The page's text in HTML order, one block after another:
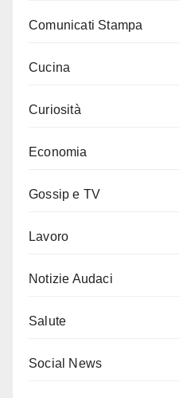
Comunicati Stampa
Cucina
Curiosità
Economia
Gossip e TV
Lavoro
Notizie Audaci
Salute
Social News